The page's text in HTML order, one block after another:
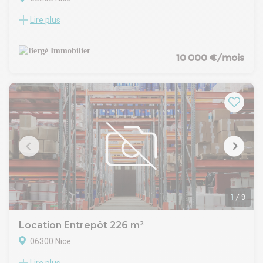
Bergé Immobilier vous propose à la location un entrepôt
sur le secteur du Boulevard du Mercantour à Nice Ouest, à
proximité immédiate de l'autoroute A8, de l'aéroport Nice
indépendant offre des volumes rares sur le marché niçois,
avec une hauteur variant de 3 à 6 mètres et une
configuration permettant une exploitation logistique efficace.
L'ensemble dispose de trois accès véhicules, facilitant les
flux de marchandises, ainsi que d'une cour privative d'environ
220 m² pouvant accueillir stationnement, stockage extérieur
ou opérations de chargement et déchargement.
L'entrepôt bénéficie également d'un accès poids lourds,
d'une aire de manœuvre fonctionnelle, de sanitaires avec
douche et d'une alimentation électrique adaptée aux
activités professionnelles.
Une opportunité rare pour les entreprises recherchant une
implantation stratégique au cœur de la Plaine du Var.
Lire plus
10 000 €/mois
1 / 9
Location Entrepôt 226 m²
06300 Nice